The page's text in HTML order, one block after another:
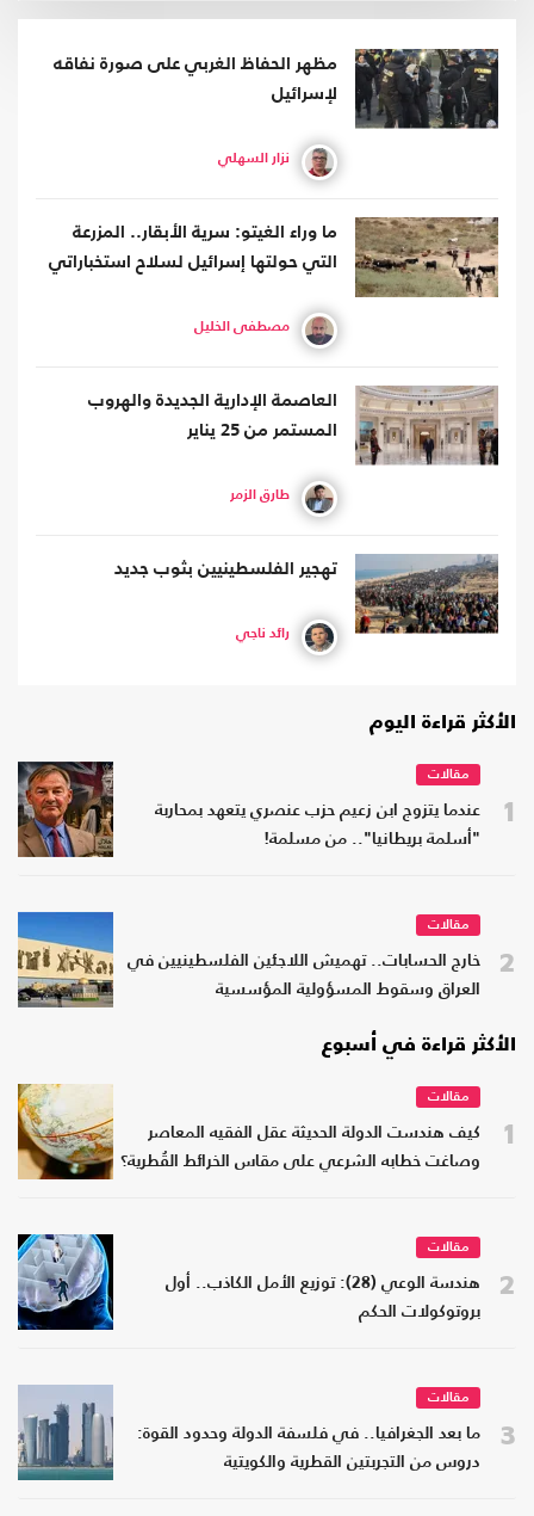
مظهر الحفاظ الغربي على صورة نفاقه
لإسرائيل
نزار السهلي
ما وراء الغيتو: سرية الأبقار.. المزرعة
التي حولتها إسرائيل لسلاح استخباراتي
مصطفى الخليل
العاصمة الإدارية الجديدة والهروب
المستمر من 25 يناير
طارق الزمر
تهجير الفلسطينيين بثوب جديد
رائد ناجي
الأكثر قراءة اليوم
1
مقالات
عندما يتزوج ابن زعيم حزب عنصري يتعهد بمحاربة
"أسلمة بريطانيا".. من مسلمة!
2
مقالات
خارج الحسابات.. تهميش اللاجئين الفلسطينيين في
العراق وسقوط المسؤولية المؤسسية
الأكثر قراءة في أسبوع
1
مقالات
كيف هندست الدولة الحديثة عقل الفقيه المعاصر
وصاغت خطابه الشرعي على مقاس الخرائط القُطرية؟
2
مقالات
هندسة الوعي (28): توزيع الأمل الكاذب.. أول
بروتوكولات الحكم
3
مقالات
ما بعد الجغرافيا.. في فلسفة الدولة وحدود القوة:
دروس من التجربتين القطرية والكويتية